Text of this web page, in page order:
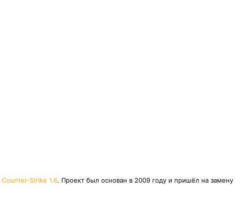
Counter-Strike 1.6. Проект был основан в 2009 году и пришёл на замену